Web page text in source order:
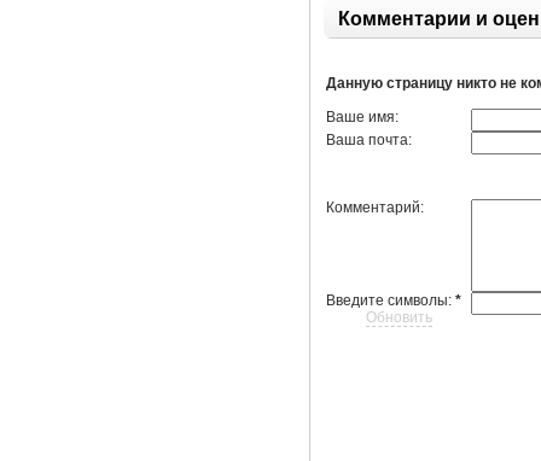
Комментарии и
Данную страницу никто не
Ваше имя:
Ваша почта:
Комментарий:
Введите символы:*
Обновить